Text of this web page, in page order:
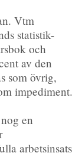
Vtm
statistik-
och
av den
som övrig,
impediment.
en
arbetsinsats